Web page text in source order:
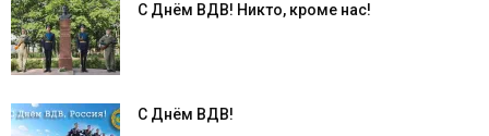
С Днём ВДВ! Никто, кроме нас!
С Днём ВДВ!